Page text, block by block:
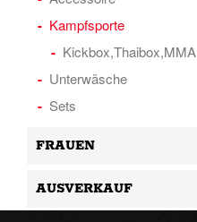
Kampfsporte
Kickbox,Thaibox,MMA
Unterwäsche
Sets
FRAUEN
AUSVERKAUF